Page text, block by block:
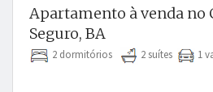
Apartamento à venda no
Seguro, BA
2 dormitórios 2 suítes 1